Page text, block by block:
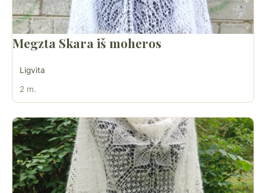
Megzta Skara iš moheros
Ligvita
2 m.